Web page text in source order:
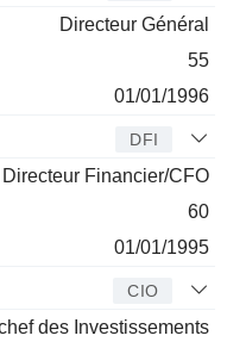
Directeur Général
55
01/01/1996
DFI
Directeur Financier/CFO
60
01/01/1995
CIO
des Investissements